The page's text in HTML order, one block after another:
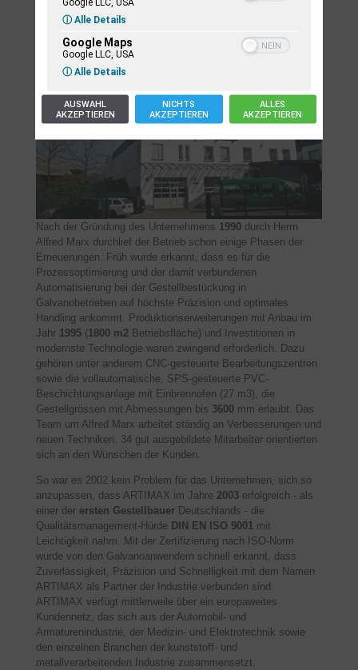
2012
Nach der Gründung des Unternehmens 1990durch Herrn
Alfred Marx durchlief der Betrieb schon einige Phasen der
Erneuerungen. Früh wurde erkannt, dass es für die
Prozessoptimierung und der damit verbundenen
Automatisierung bei der Gestellbestückung in
Galvanobetrieben auf höchste Präzision und optimales
Handling ankommt. Produktionserweiterungen mit Anbau im
Jahr 1995(1800 m2 Betriebsfläche) und Investitionen in
modernste Technologie waren zwingend erforderlich. Dazu
gehören unter anderem CNC-gesteuerte Bearbeitungszentren
sowie die vollautomatische, SPS-gesteuerte PVC-
Beschichtungsanlage mit Einbrennofen (27 m3), die
Gestellgrössen mit Abmessungen bis 3600mm erlaubt. Das
Team um Alfred Marx arbeitet ständig an Verbesserungen und
neuen Techniken. 34 gut ausgebildete Mitarbeiter orientierten
sich an den Wünschen der Kunden.
So war es 2002 kein Problem für das Unternehmen, sich so
anzupassen, dass ARTIMAX im Jahre 2003erfolgreich - als
einer der ersten GestellbauerDeutschlands - die
Qualitätsmanagement-Hürde DIN EN ISO 9001 mit
Leichtigkeit nahm. Mit der Zertifizierung nach ISO-Norm
wurde von den Galvanoanwendern schnell erkannt, dass
Zuverlässigkeit, Präzision und Schnelligkeit mit dem Namen
ARTIMAX als Partner der Industrie verbunden sind.
ARTIMAX verfügt mittlerweile über ein europaweites
Kundennetz, das sich aus der Automobil- und
Armaturenindustrie, der Medizin- und Elektrotechnik sowie
den einzelnen Branchen der kunststoff- und
metallverarbeitenden Industrie zusammensetzt.
ⓘ Alle Details
Google Maps
Google LLC, USA
ⓘ Alle Details
AUSWAHL
AKZEPTIEREN
NICHTS
AKZEPTIEREN
ALLES
AKZEPTIEREN